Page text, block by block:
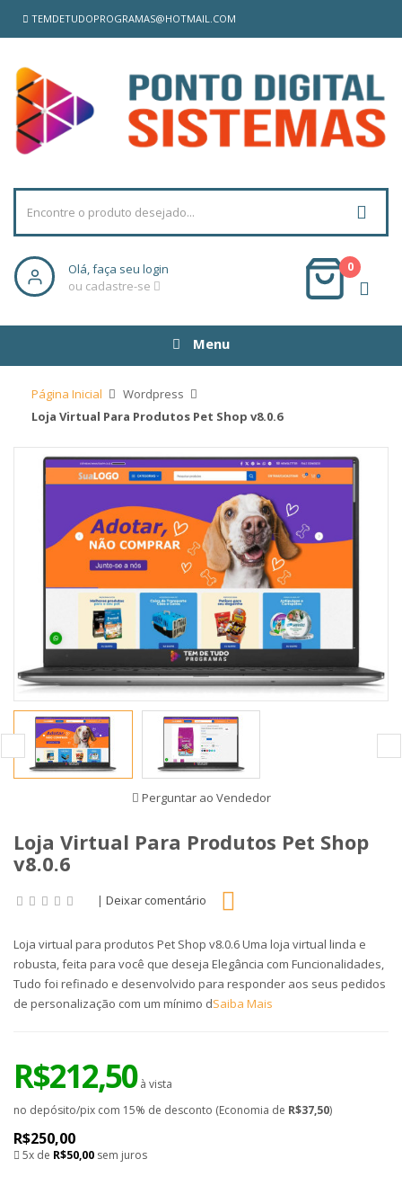
TEMDETUDOPROGRAMAS@HOTMAIL.COM
Olá, faça seu login
ou cadastre-se
0
Menu
Página Inicial
Wordpress
Loja Virtual Para Produtos Pet Shop v8.0.6
Perguntar ao Vendedor
Loja Virtual Para Produtos Pet Shop
v8.0.6
| Deixar comentário
Loja virtual para produtos Pet Shop v8.0.6 Uma loja virtual linda e
robusta, feita para você que deseja Elegância com Funcionalidades,
Tudo foi refinado e desenvolvido para responder aos seus pedidos
de personalização com um mínimo dSaiba Mais
R$212,50à vista
no depósito/pix com 15% de desconto (Economia de R$37,50)
R$250,00
5x de R$50,00 sem juros